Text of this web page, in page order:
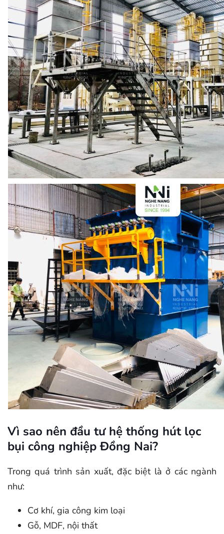
Vì sao nên đầu tư hệ thống hút lọc
bụi công nghiệp Đồng Nai?
Trong quá trình sản xuất, đặc biệt là ở các ngành
như:
Cơ khí, gia công kim loại
Gỗ, MDF, nội thất